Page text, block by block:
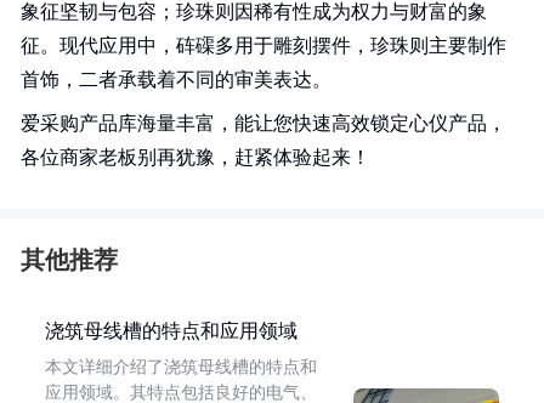
象征坚韧与包容；珍珠则因稀有性成为权力与财富的象
征。现代应用中，砗磲多用于雕刻摆件，珍珠则主要制作
首饰，二者承载着不同的审美表达。
爱采购产品库海量丰富，能让您快速高效锁定心仪产品，
各位商家老板别再犹豫，赶紧体验起来！
其他推荐
浇筑母线槽的特点和应用领域
本文详细介绍了浇筑母线槽的特点和
应用领域。其特点包括良好的电气、